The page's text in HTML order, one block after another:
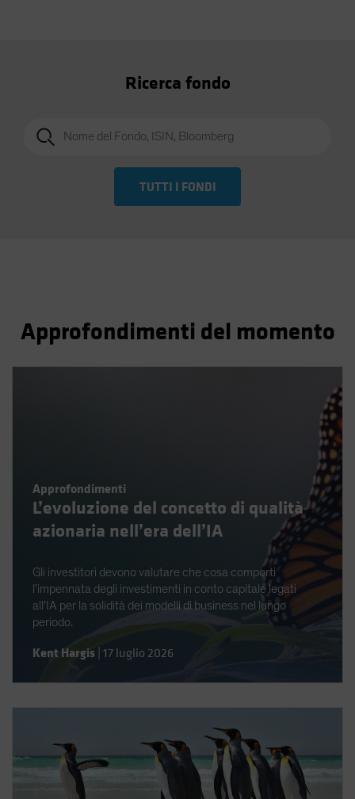
Ricerca fondo
TUTTI I FONDI
Approfondimenti del momento
Approfondimenti
L’evoluzione del concetto di qualità
azionaria nell’era dell’IA
Gli investitori devono valutare che cosa comporti
l’impennata degli investimenti in conto capitale legati
all’IA per la solidità dei modelli di business nel lungo
periodo.
Kent Hargis 17 luglio 2026